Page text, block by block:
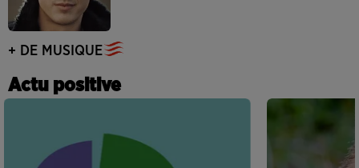
+ DE MUSIQUE
Actu positive